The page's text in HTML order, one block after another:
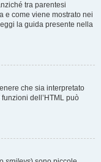
tra parentesi
e come viene mostrato nei
la guida presente nella
che sia interpretato
dell’HTML può